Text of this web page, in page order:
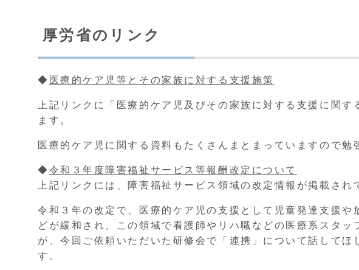
厚労省のリンク
◆ 医療的ケア児等とその家族に対する支援施策
上記リンクに「医療的ケア児及びその家族に対する支援に関
ます。
医療的ケア児に関する資料もたくさんまとまっていますので勉
◆令和３年度障害福祉サービス等報酬改定について
上記リンクには、障害福祉サービス領域の改定情報が掲載され
令和３年の改定で、医療的ケア児の支援として児童発達支援や
どが緩和され、この領域で看護師やリハ職などの医療系スタッ
が、今回ご依頼いただいた研修会で「連携」について話してほ
す。